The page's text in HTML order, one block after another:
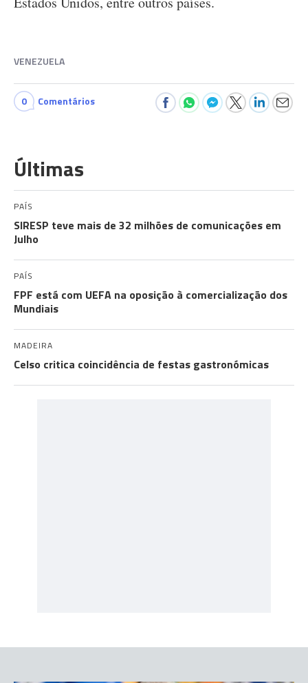
VENEZUELA
0 Comentários
Últimas
PAÍS
SIRESP teve mais de 32 milhões de comunicações em
Julho
PAÍS
FPF está com UEFA na oposição à comercialização dos
Mundiais
MADEIRA
Celso critica coincidência de festas gastronómicas